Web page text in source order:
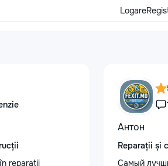
Logare
reparatii
Антон
Reparații și
Самый